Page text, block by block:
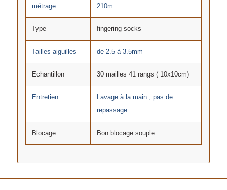
métrage 210m
Type fingering socks
Tailles aiguilles de 2.5 à 3.5mm
Echantillon 30 mailles 41 rangs ( 10x10cm)
Entretien
Lavage à la main , pas de
repassage
Blocage Bon blocage souple